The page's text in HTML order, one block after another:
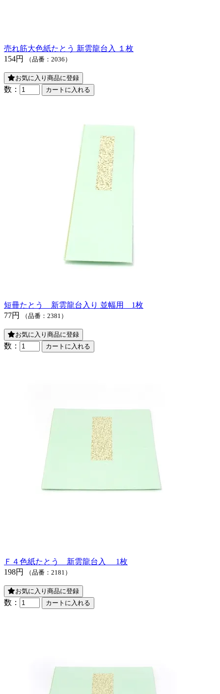
売れ筋大色紙たとう 新雲龍台入 １枚
154円
（品番：2036）
お気に入り商品に登録
数：
短冊たとう 新雲龍台入り 並幅用 1枚
77円
（品番：2381）
お気に入り商品に登録
数：
Ｆ４色紙たとう 新雲龍台入 1枚
198円
（品番：2181）
お気に入り商品に登録
数：